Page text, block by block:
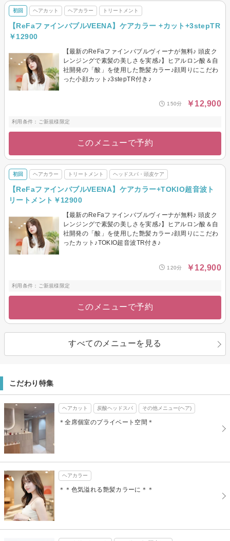
初回 ヘアカット ヘアカラー トリートメント
【ReFaファインバブルVEENA】ケアカラー +カット+3stepTR
￥12900
【最新のReFaファインバブルヴィーナが無料♪ 頭皮ク
レンジングで素髪の美しさを実感♪】ヒアルロン酸＆自
社開発の「酸」を使用した艶髪カラー♪顔周りにこだわ
った小顔カット♪3stepTR付き♪
150分 ￥12,900
利用条件：ご新規様限定
このメニューで予約
初回 ヘアカラー トリートメント ヘッドスパ・頭皮ケア
【ReFaファインバブルVEENA】ケアカラー+TOKIO超音波ト
リートメント￥12900
【最新のReFaファインバブルヴィーナが無料♪ 頭皮ク
レンジングで素髪の美しさを実感♪】ヒアルロン酸＆自
社開発の「酸」を使用した艶髪カラー♪顔周りにこだわ
ったカット♪TOKIO超音波TR付き♪
120分 ￥12,900
利用条件：ご新規様限定
このメニューで予約
すべてのメニューを見る
こだわり特集
ヘアカット 炭酸ヘッドスパ その他メニュー(ヘア)
＊全席個室のプライベート空間＊
ヘアカラー
＊＊色気溢れる艶髪カラーに＊＊